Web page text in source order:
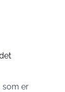
som er